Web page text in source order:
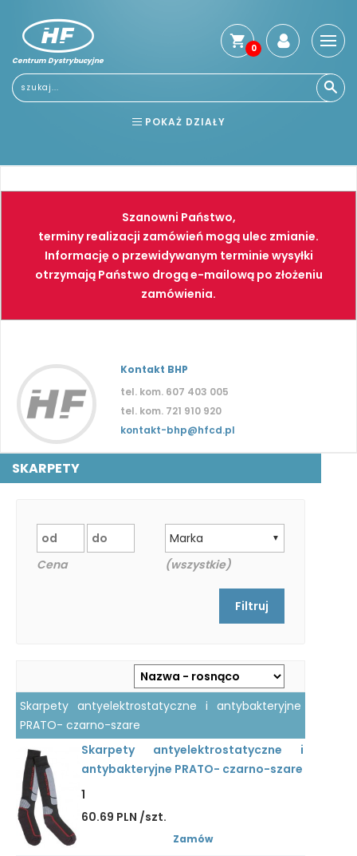
Centrum Dystrybucyjne
0
POKAŻ DZIAŁY
NARZĘDZIA SPAWALNICTWO
FARBY PNEUMATYKA
Szanowni Państwo,
terminy realizacji zamówień mogą ulec zmianie.
Informację o przewidywanym terminie wysyłki
otrzymają Państwo drogą e-mailową po złożeniu
zamówienia.
Kontakt BHP
tel. kom. 607 403 005
tel. kom. 721 910 920
kontakt-bhp@hfcd.pl
SKARPETY
Cena
▼
Marka
(wszystkie)
Skarpety antyelektrostatyczne i antybakteryjne
PRATO- czarno-szare
Skarpety antyelektrostatyczne i
antybakteryjne PRATO- czarno-szare
1
60.69 PLN /szt.
Zamów